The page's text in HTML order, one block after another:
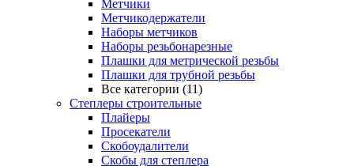
Метчики
Метчикодержатели
Наборы метчиков
Наборы резьбонарезные
Плашки для метрической резьбы
Плашки для трубной резьбы
Все категории (11)
Степлеры строительные
Плайеры
Просекатели
Скобоудалители
Скобы для степлера